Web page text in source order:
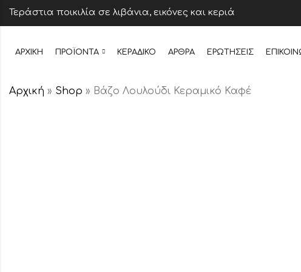
Τεράστια ποικιλία σε λιβάνια, εικόνες και κεριά
ΑΡΧΙΚΉ ΠΡΟΪΌΝΤΑ ΚΕΡΆΔΙΚΟ ΆΡΘΡΑ ΕΡΩΤΉΣΕΙΣ
Αρχική » Shop » Βάζο Λουλούδι Κεραμικό Καφέ